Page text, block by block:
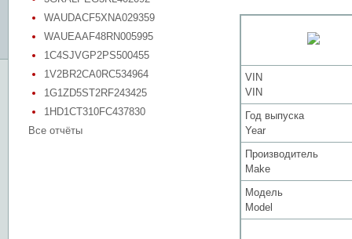
WAUDACF5XNA029359
WAUEAAF48RN005995
1C4SJVGP2PS500455
1V2BR2CA0RC534964
1G1ZD5ST2RF243425
1HD1CT310FC437830
Все отчёты
VIN
VIN
Год выпуска
Year
Производитель
Make
Модель
Model